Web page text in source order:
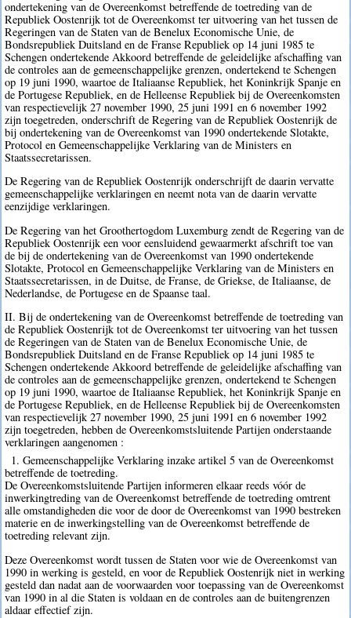
ondertekening van de Overeenkomst betreffende de toetreding van de
Republiek Oostenrijk tot de Overeenkomst ter uitvoering van het tussen de
Regeringen van de Staten van de Benelux Economische Unie, de
Bondsrepubliek Duitsland en de Franse Republiek op 14 juni 1985 te
Schengen ondertekende Akkoord betreffende de geleidelijke afschaffing van
de controles aan de gemeenschappelijke grenzen, ondertekend te Schengen
op 19 juni 1990, waartoe de Italiaanse Republiek, het Koninkrijk Spanje en
de Portugese Republiek, en de Helleense Republiek bij de Overeenkomsten
van respectievelijk 27 november 1990, 25 juni 1991 en 6 november 1992
zijn toegetreden, onderschrift de Regering van de Republiek Oostenrijk de
bij ondertekening van de Overeenkomst van 1990 ondertekende Slotakte,
Protocol en Gemeenschappelijke Verklaring van de Ministers en
Staatssecretarissen.
De Regering van de Republiek Oostenrijk onderschrijft de daarin vervatte
gemeenschappelijke verklaringen en neemt nota van de daarin vervatte
eenzijdige verklaringen.
De Regering van het Groothertogdom Luxemburg zendt de Regering van de
Republiek Oostenrijk een voor eensluidend gewaarmerkt afschrift toe van
de bij de ondertekening van de Overeenkomst van 1990 ondertekende
Slotakte, Protocol en Gemeenschappelijke Verklaring van de Ministers en
Staatssecretarissen, in de Duitse, de Franse, de Griekse, de Italiaanse, de
Nederlandse, de Portugese en de Spaanse taal.
II. Bij de ondertekening van de Overeenkomst betreffende de toetreding van
de Republiek Oostenrijk tot de Overeenkomst ter uitvoering van het tussen
de Regeringen van de Staten van de Benelux Economische Unie, de
Bondsrepubliek Duitsland en de Franse Republiek op 14 juni 1985 te
Schengen ondertekende Akkoord betreffende de geleidelijke afschaffing van
de controles aan de gemeenschappelijke grenzen, ondertekend te Schengen
op 19 juni 1990, waartoe de Italiaanse Republiek, het Koninkrijk Spanje en
de Portugese Republiek, en de Helleense Republiek bij de Overeenkomsten
van respectievelijk 27 november 1990, 25 juni 1991 en 6 november 1992
zijn toegetreden, hebben de Overeenkomstsluitende Partijen onderstaande
verklaringen aangenomen :
1. Gemeenschappelijke Verklaring inzake artikel 5 van de Overeenkomst
betreffende de toetreding.
De Overeenkomstsluitende Partijen informeren elkaar reeds vóór de
inwerkingtreding van de Overeenkomst betreffende de toetreding omtrent
alle omstandigheden die voor de door de Overeenkomst van 1990 bestreken
materie en de inwerkingstelling van de Overeenkomst betreffende de
toetreding relevant zijn.
Deze Overeenkomst wordt tussen de Staten voor wie de Overeenkomst van
1990 in werking is gesteld, en voor de Republiek Oostenrijk niet in werking
gesteld dan nadat aan de voorwaarden voor toepassing van de Overeenkomst
van 1990 in al die Staten is voldaan en de controles aan de buitengrenzen
aldaar effectief zijn.